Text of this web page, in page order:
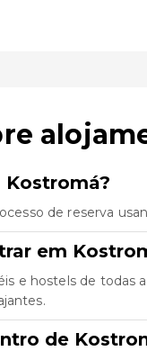
Kostromá?
de reserva
em
e hostels de
de